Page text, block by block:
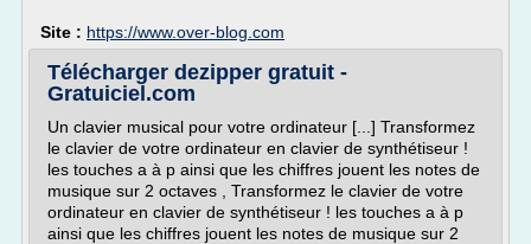
Site : https://www.over-blog.com
Télécharger dezipper gratuit -
Gratuiciel.com
Un clavier musical pour votre ordinateur [...] Transformez
le clavier de votre ordinateur en clavier de synthétiseur !
les touches a à p ainsi que les chiffres jouent les notes de
musique sur 2 octaves , Transformez le clavier de votre
ordinateur en clavier de synthétiseur ! les touches a à p
ainsi que les chiffres jouent les notes de musique sur 2